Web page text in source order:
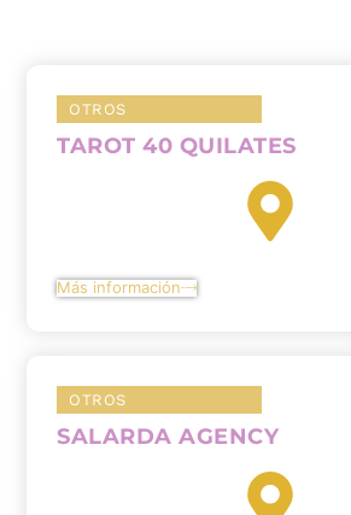
OTROS
TAROT 40 QUILATES
Más información
OTROS
SALARDA AGENCY